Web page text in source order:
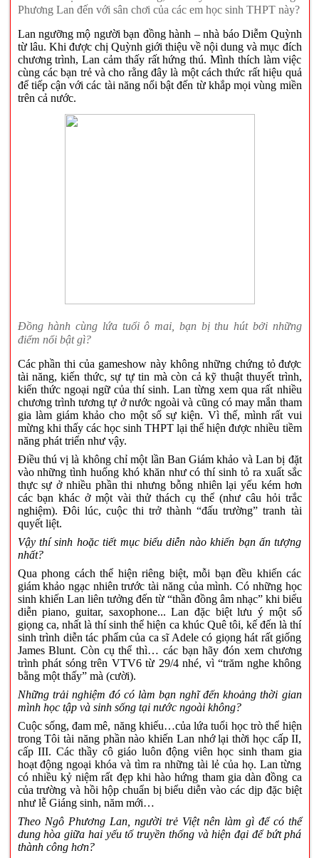
Phương Lan đến với sân chơi của các em học sinh THPT này?
Lan ngưỡng mộ người bạn đồng hành – nhà báo Diễm Quỳnh
từ lâu. Khi được chị Quỳnh giới thiệu về nội dung và mục đích
chương trình, Lan cảm thấy rất hứng thú. Mình thích làm việc
cùng các bạn trẻ và cho rằng đây là một cách thức rất hiệu quả
để tiếp cận với các tài năng nổi bật đến từ khắp mọi vùng miền
trên cả nước.
Đồng hành cùng lứa tuổi ô mai, bạn bị thu hút bởi những
điểm nổi bật gì?
Các phần thi của gameshow này không những chứng tỏ được
tài năng, kiến thức, sự tự tin mà còn cả kỹ thuật thuyết trình,
kiến thức ngoại ngữ của thí sinh. Lan từng xem qua rất nhiều
chương trình tương tự ở nước ngoài và cũng có may mắn tham
gia làm giám khảo cho một số sự kiện. Vì thế, mình rất vui
mừng khi thấy các học sinh THPT lại thể hiện được nhiều tiềm
năng phát triển như vậy.
Điều thú vị là không chỉ một lần Ban Giám khảo và Lan bị đặt
vào những tình huống khó khăn như có thí sinh tỏ ra xuất sắc
thực sự ở nhiều phần thi nhưng bỗng nhiên lại yếu kém hơn
các bạn khác ở một vài thử thách cụ thể (như câu hỏi trắc
nghiệm). Đôi lúc, cuộc thi trở thành “đấu trường” tranh tài
quyết liệt.
Vậy thí sinh hoặc tiết mục biểu diễn nào khiến bạn ấn tượng
nhất?
Qua phong cách thể hiện riêng biệt, mỗi bạn đều khiến các
giám khảo ngạc nhiên trước tài năng của mình. Có những học
sinh khiến Lan liên tưởng đến từ “thần đồng âm nhạc” khi biểu
diễn piano, guitar, saxophone... Lan đặc biệt lưu ý một số
giọng ca, nhất là thí sinh thể hiện ca khúc Quê tôi, kế đến là thí
sinh trình diễn tác phẩm của ca sĩ Adele có giọng hát rất giống
James Blunt. Còn cụ thể thì… các bạn hãy đón xem chương
trình phát sóng trên VTV6 từ 29/4 nhé, vì “trăm nghe không
bằng một thấy” mà (cười).
Những trải nghiệm đó có làm bạn nghĩ đến khoảng thời gian
mình học tập và sinh sống tại nước ngoài không?
Cuộc sống, đam mê, năng khiếu…của lứa tuổi học trò thể hiện
trong Tôi tài năng phần nào khiến Lan nhớ lại thời học cấp II,
cấp III. Các thầy cô giáo luôn động viên học sinh tham gia
hoạt động ngoại khóa và tìm ra những tài lẻ của họ. Lan từng
có nhiều kỷ niệm rất đẹp khi hào hứng tham gia dàn đồng ca
của trường và hồi hộp chuẩn bị biểu diễn vào các dịp đặc biệt
như lễ Giáng sinh, năm mới…
Theo Ngô Phương Lan, người trẻ Việt nên làm gì để có thể
dung hòa giữa hai yếu tố truyền thống và hiện đại để bứt phá
thành công hơn?